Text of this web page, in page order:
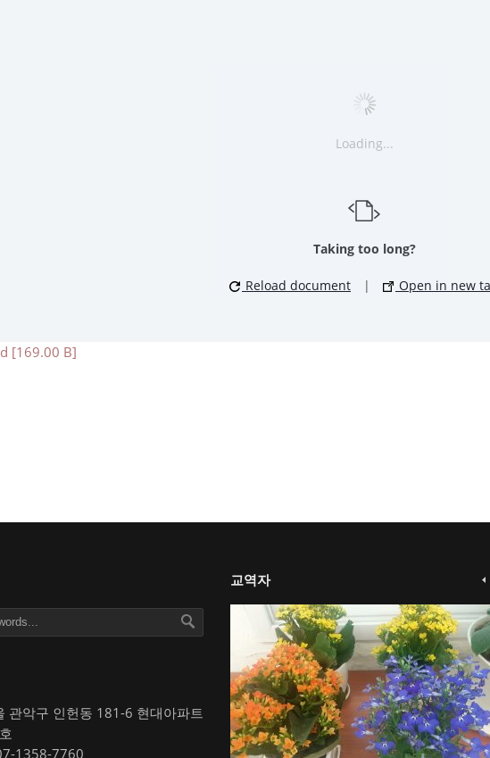
Loading...
Taking too long?
Reload document | Open in new
[169.00 B]
관악구 인헌동 181-6 현대아파트
1358-7760
교역자